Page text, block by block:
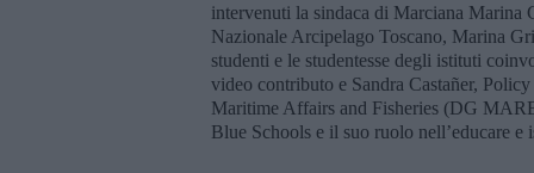
intervenuti la sindaca di Marciana
Nazionale Arcipelago Toscano, Marina
studenti e le studentesse degli istituti
video contributo e Sandra Castañer,
Maritime Affairs and Fisheries (DG
Blue Schools e il suo ruolo nell’educare e